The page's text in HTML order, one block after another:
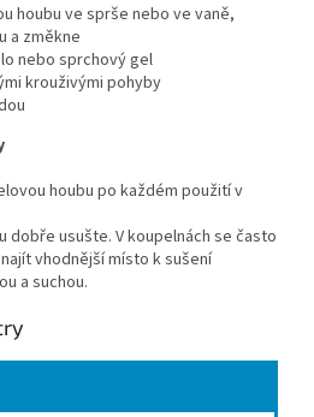
houbu ve sprše nebo ve vaně,
a změkne
nebo sprchový gel
krouživými pohyby
houbu po každém použití v
dobře usušte. V koupelnách se často
vhodnější místo k sušení
a suchou.